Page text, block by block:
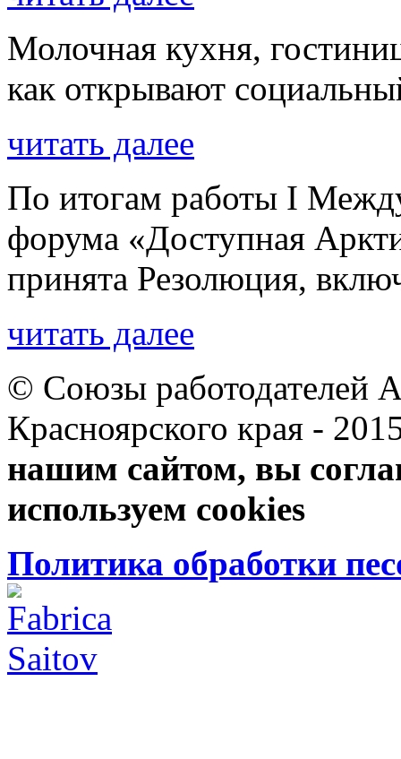
Молочная кухня,
как открывают
читать далее
По итогам работы I
форума «Доступная
принята Резолюция,
читать далее
© Союзы работодателей
Красноярского
нашим сайтом, вы
используем cookies
Политика обработки